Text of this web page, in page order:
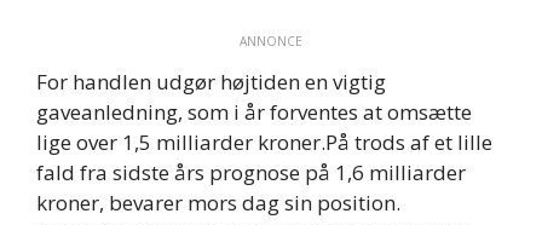
ANNONCE
For handlen udgør højtiden en vigtig
gaveanledning, som i år forventes at omsætte
lige over 1,5 milliarder kroner.På trods af et lille
fald fra sidste års prognose på 1,6 milliarder
kroner, bevarer mors dag sin position.